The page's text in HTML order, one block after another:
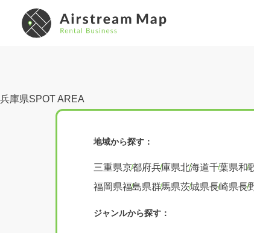
兵庫県
地域から探す：
三重県京都府兵庫県北海道千葉県和
福岡県福島県群馬県茨城県長崎県長
ジャンルから探す：